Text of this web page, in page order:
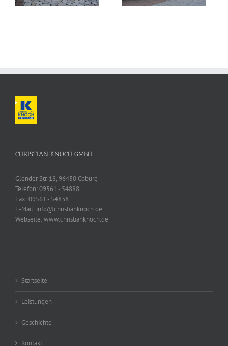
CHRISTIAN KNOCH GMBH
Glender Str. 18, 96450 Coburg
Telefon:09561 - 54888
Fax:09561 - 54838
E-Mail: info@christianknoch.de
Webseite:www.christianknoch.de
Startseite
Leistungen
Geschichte
Kontakt